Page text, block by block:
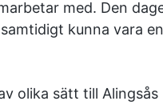
med. Den
kunna vara
olika sätt till Alingsås